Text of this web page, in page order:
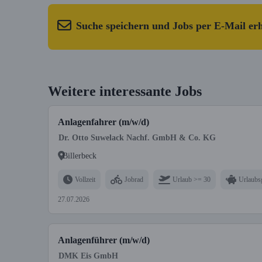
Suche speichern und Jobs per E-Mail
Weitere interessante Jobs
Anlagenfahrer (m/w/d)
Dr. Otto Suwelack Nachf. GmbH & Co. KG
Billerbeck
Vollzeit Jobrad Urlaub >= 30
27.07.2026
Anlagenführer (m/w/d)
DMK Eis GmbH